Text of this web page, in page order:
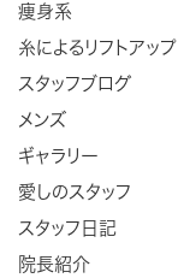
痩身系
糸によるリフトアップ
スタッフブログ
メンズ
ギャラリー
愛しのスタッフ
スタッフ日記
院長紹介